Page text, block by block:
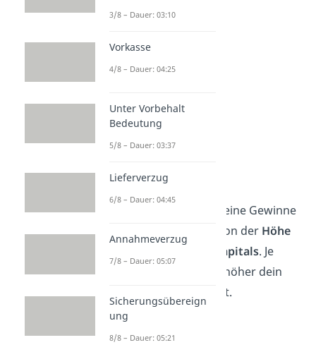
Verlustrechnung
Als Gesellschafter sind deine Gewinne
und Verluste abhängig von der Höhe
deines eingebrachten Kapitals. Je
höher dein Anteil, desto höher dein
Gewinn oder dein Verlust.
Besteuerung
3/8 – Dauer: 03:10
Vorkasse
4/8 – Dauer: 04:25
Unter Vorbehalt
Bedeutung
5/8 – Dauer: 03:37
Lieferverzug
6/8 – Dauer: 04:45
Annahmeverzug
7/8 – Dauer: 05:07
Sicherungsübereign
ung
8/8 – Dauer: 05:21